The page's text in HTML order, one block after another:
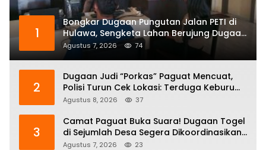
1
Bongkar Dugaan Pungutan Jalan PETI di
Hulawa, Sengketa Lahan Berujung Dugaan
Pengeroyokan
Agustus 7, 2026 74
2
Dugaan Judi “Porkas” Paguat Mencuat,
Polisi Turun Cek Lokasi: Terduga Keburu
Menghilang
Agustus 8, 2026 37
3
Camat Paguat Buka Suara! Dugaan Togel
di Sejumlah Desa Segera Dikoordinasikan
ke Polisi
Agustus 7, 2026 23